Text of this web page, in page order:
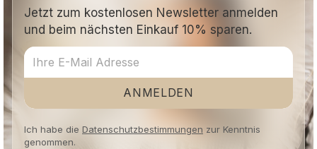
Jetzt zum kostenlosen Newsletter anmelden
und beim nächsten Einkauf 10% sparen.
ANMELDEN
Ich habe die Datenschutzbestimmungen zur Kenntnis
genommen.